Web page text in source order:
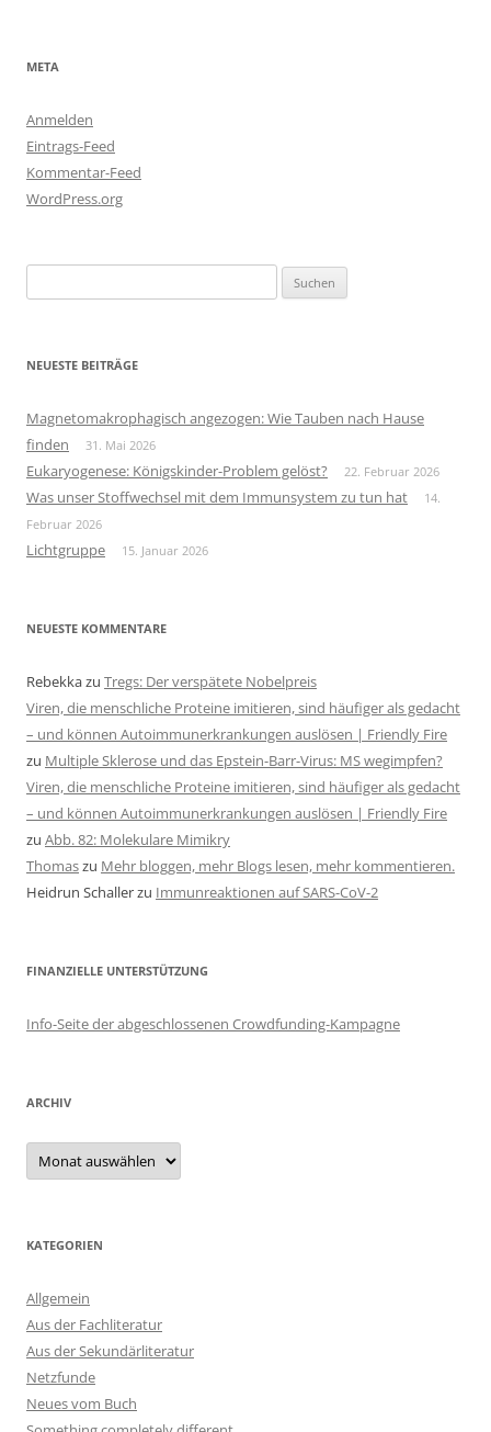
META
Anmelden
Eintrags-Feed
Kommentar-Feed
WordPress.org
nach:
NEUESTE BEITRÄGE
Magnetomakrophagisch angezogen: Wie Tauben nach Hause
finden
31. Mai 2026
Eukaryogenese: Königskinder-Problem gelöst? 22. Februar 2026
Was unser Stoffwechsel mit dem Immunsystem zu tun hat
14.
Februar 2026
Lichtgruppe 15. Januar 2026
NEUESTE KOMMENTARE
Rebekkazu Tregs: Der verspätete Nobelpreis
Viren, die menschliche Proteine imitieren, sind häufiger als gedacht
– und können Autoimmunerkrankungen auslösen | Friendly Fire
zu Multiple Sklerose und das Epstein-Barr-Virus: MS wegimpfen?
Viren, die menschliche Proteine imitieren, sind häufiger als gedacht
– und können Autoimmunerkrankungen auslösen | Friendly Fire
zu Abb. 82: Molekulare Mimikry
Thomaszu Mehr bloggen, mehr Blogs lesen, mehr kommentieren.
Heidrun Schallerzu Immunreaktionen auf SARS-CoV-2
FINANZIELLE UNTERSTÜTZUNG
Info-Seite der abgeschlossenen Crowdfunding-Kampagne
ARCHIV
Archiv
KATEGORIEN
Allgemein
Aus der Fachliteratur
Aus der Sekundärliteratur
Netzfunde
Neues vom Buch